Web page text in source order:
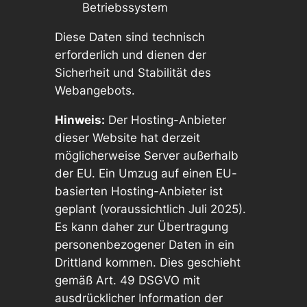
Betriebssystem
Diese Daten sind technisch
erforderlich und dienen der
Sicherheit und Stabilität des
Webangebots.
Hinweis: Der Hosting-Anbieter
dieser Website hat derzeit
möglicherweise Server außerhalb
der EU. Ein Umzug auf einen EU-
basierten Hosting-Anbieter ist
geplant (voraussichtlich Juli 2025).
Es kann daher zur Übertragung
personenbezogener Daten in ein
Drittland kommen. Dies geschieht
gemäß Art. 49 DSGVO mit
ausdrücklicher Information der